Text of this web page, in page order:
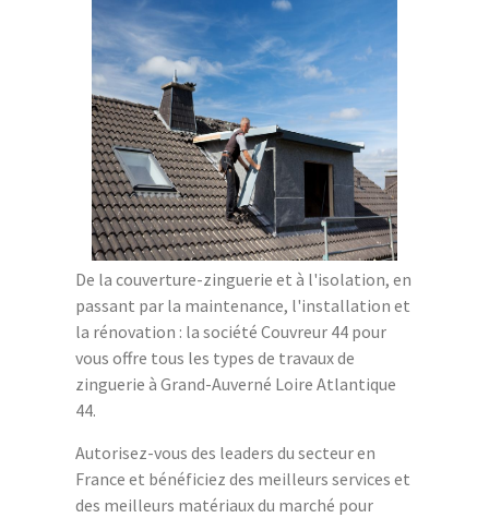
De la couverture-zinguerie et à l'isolation, en
passant par la maintenance, l'installation et
la rénovation : la société Couvreur 44 pour
vous offre tous les types de travaux de
zinguerie à Grand-Auverné Loire Atlantique
44.
Autorisez-vous des leaders du secteur en
France et bénéficiez des meilleurs services et
des meilleurs matériaux du marché pour